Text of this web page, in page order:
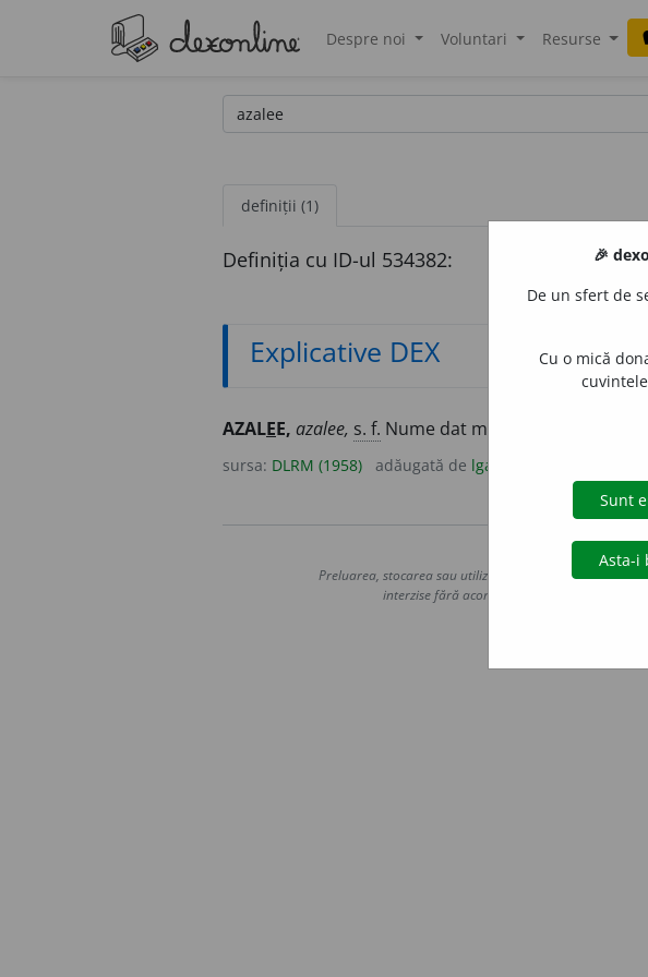
Despre noi Voluntari Resurse
definiții (1)
Definiția cu ID-ul 534382:
Explicative DEX
AZALEE, azalee, s. f. Nume dat mai multor arbuști
sursa: DLRM (1958) adăugată de lgall
Copyright ©
Preluarea, stocarea sau utilizarea datelor de pe acest
interzise fără acordul nostru prealabil scris,
🎉
De un sfert de
Cu o mică